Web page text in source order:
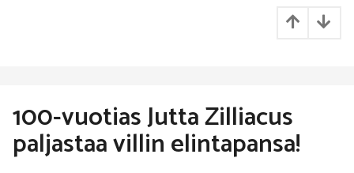
100-vuotias Jutta Zilliacus
paljastaa villin elintapansa!